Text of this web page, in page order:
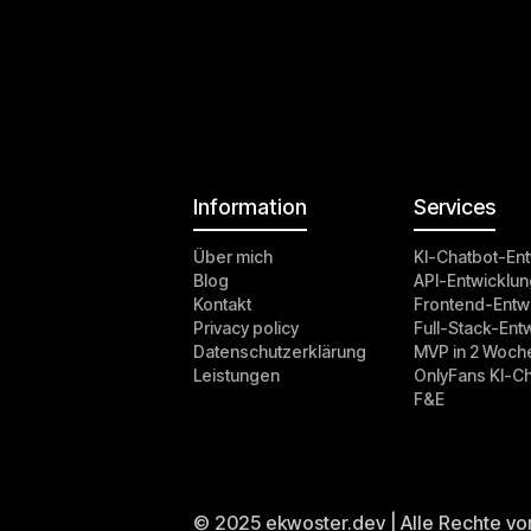
Information
Über mich
Blog
Kontakt
Privacy policy
Datenschutzerklärung
Leistungen
Services
KI-Chatbot-
API-
Frontend-
Full-Stack-
MVP in 2
OnlyFans KI-
F&E
© 2025 ekwoster.dev | Alle Rechte